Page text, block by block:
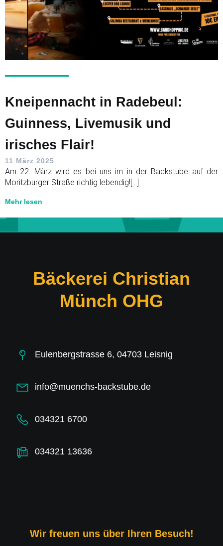
Kneipennacht in Radebeul:
Guinness, Livemusik und
irisches Flair!
11 März 2025
Am 22. März wird es bei uns im in der Backstube auf der
Moritzburger Straße richtig lebendig![…]
Mehr lesen
Bäckerei Christian
Münch OHG
Eulenbergstrasse 6, 04703 Leisnig
info@muenchs-backstube.de
034321 6700
034321 13636
Wir freuen uns über Ihren Besuch!